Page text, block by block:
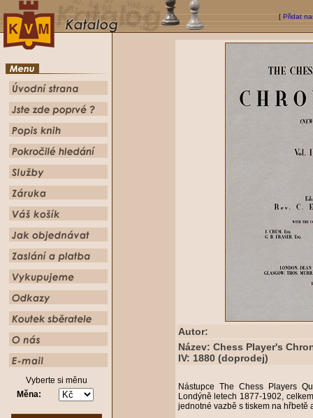
[ Přidat
Vyberte si měnu
Měna:
Autor:
Název: Chess Player's
IV: 1880 (doprodej)
Nástupce The Chess Players
Londýně letech 1877-1902,
jednotné vazbě s tiskem na hřbetě